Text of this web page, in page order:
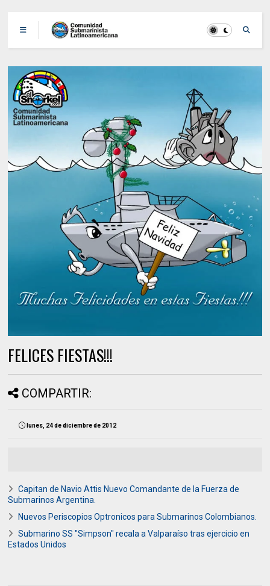
FELICES FIESTAS!!!
COMPARTIR:
lunes, 24 de diciembre de 2012
Capitan de Navio Attis Nuevo Comandante de la Fuerza de
Submarinos Argentina.
Nuevos Periscopios Optronicos para Submarinos Colombianos.
Submarino SS "Simpson" recala a Valparaíso tras ejercicio en
Estados Unidos